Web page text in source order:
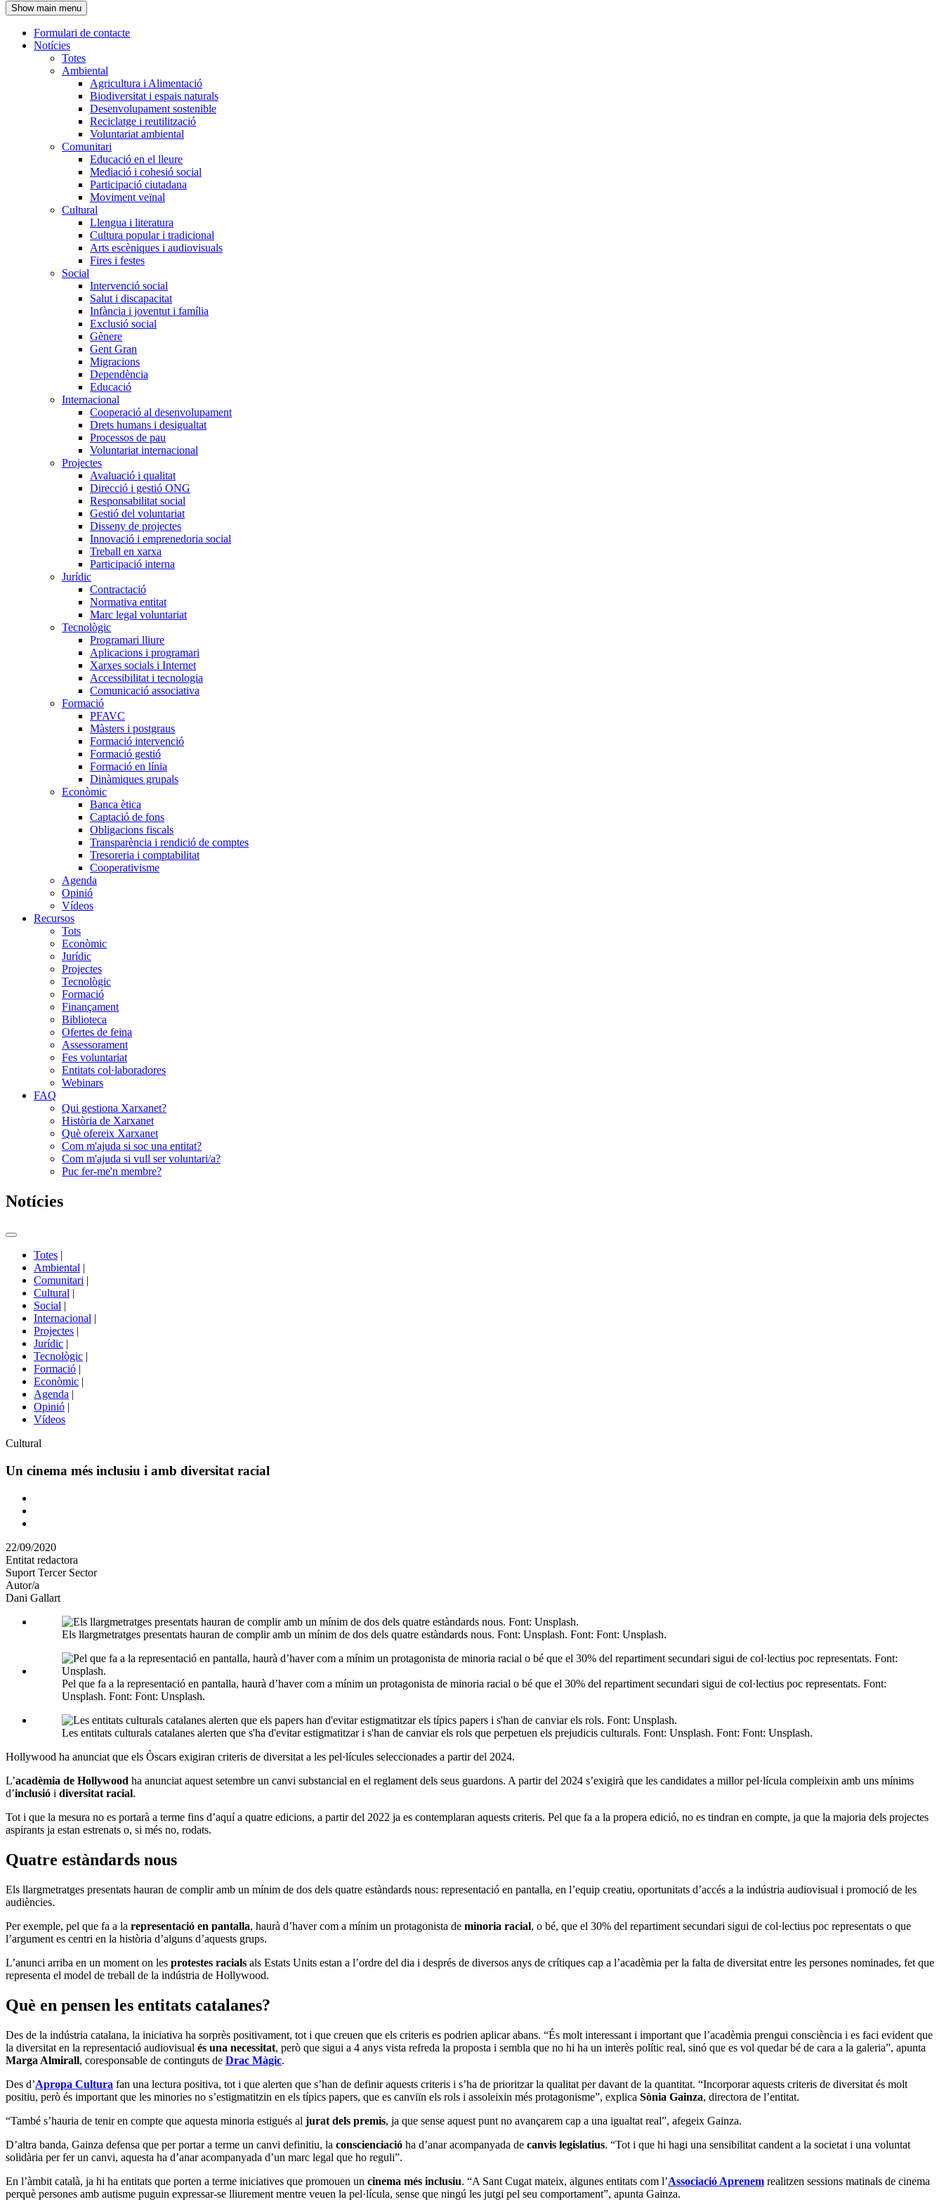
l'encapçalament
Show main menu
Navegació
principal
Formulari de contacte
Notícies
Totes
Ambiental
Agricultura i Alimentació
Biodiversitat i espais naturals
Desenvolupament sostenible
Reciclatge i reutilització
Voluntariat ambiental
Comunitari
Educació en el lleure
Mediació i cohesió social
Participació ciutadana
Moviment veïnal
Cultural
Llengua i literatura
Cultura popular i tradicional
Arts escèniques i audiovisuals
Fires i festes
Social
Intervenció social
Salut i discapacitat
Infància i joventut i família
Exclusió social
Gènere
Gent Gran
Migracions
Dependència
Educació
Internacional
Cooperació al desenvolupament
Drets humans i desigualtat
Processos de pau
Voluntariat internacional
Projectes
Avaluació i qualitat
Direcció i gestió ONG
Responsabilitat social
Gestió del voluntariat
Disseny de projectes
Innovació i emprenedoria social
Treball en xarxa
Participació interna
Jurídic
Contractació
Normativa entitat
Marc legal voluntariat
Tecnològic
Programari lliure
Aplicacions i programari
Xarxes socials i Internet
Accessibilitat i tecnologia
Comunicació associativa
Formació
PFAVC
Màsters i postgraus
Formació intervenció
Formació gestió
Formació en línia
Dinàmiques grupals
Econòmic
Banca ètica
Captació de fons
Obligacions fiscals
Transparència i rendició de comptes
Tresoreria i comptabilitat
Cooperativisme
Agenda
Opinió
Vídeos
Recursos
Tots
Econòmic
Jurídic
Projectes
Tecnològic
Formació
Finançament
Biblioteca
Ofertes de feina
Assessorament
Fes voluntariat
Entitats col·laboradores
Webinars
FAQ
Qui gestiona Xarxanet?
Història de Xarxanet
Què ofereix Xarxanet
Com m'ajuda si soc una entitat?
Com m'ajuda si vull ser voluntari/a?
Puc fer-me'n membre?
Notícies
Commutador
portals
Totes |
Ambiental |
Comunitari |
Cultural |
Social |
Internacional |
Projectes |
Jurídic |
Tecnològic |
Formació |
Econòmic |
Agenda |
Opinió |
Vídeos
Àmbit
la
Cultural
Un cinema més inclusiu i amb diversitat racial
Comparteix
altres
xarxes
socials
22/09/2020
Entitat redactora
Suport Tercer Sector
Autor/a
Dani Gallart
Els llargmetratges presentats hauran de complir amb un mínim de dos dels quatre estàndards nous. Font: Unsplash. Font: Font: Unsplash.
Pel que fa a la representació en pantalla, haurà d’haver com a mínim un protagonista de minoria racial o bé que el 30% del repartiment secundari sigui de col·lectius poc representats. Font:
Unsplash. Font: Font: Unsplash.
Les entitats culturals catalanes alerten que s'ha d'evitar estigmatitzar i s'han de canviar els rols que perpetuen els prejudicis culturals. Font: Unsplash. Font: Font: Unsplash.
Hollywood ha anunciat que els Òscars exigiran criteris de diversitat a les pel·lícules seleccionades a partir del 2024.
L’acadèmia de Hollywood ha anunciat aquest setembre un canvi substancial en el reglament dels seus guardons. A partir del 2024 s’exigirà que les candidates a millor pel·lícula compleixin amb uns mínims
d’inclusió i diversitat racial.
Tot i que la mesura no es portarà a terme fins d’aquí a quatre edicions, a partir del 2022 ja es contemplaran aquests criteris. Pel que fa a la propera edició, no es tindran en compte, ja que la majoria dels projectes
aspirants ja estan estrenats o, si més no, rodats.
Quatre estàndards nous
Els llargmetratges presentats hauran de complir amb un mínim de dos dels quatre estàndards nous: representació en pantalla, en l’equip creatiu, oportunitats d’accés a la indústria audiovisual i promoció de les
audiències.
Per exemple, pel que fa a la representació en pantalla, haurà d’haver com a mínim un protagonista de minoria racial, o bé, que el 30% del repartiment secundari sigui de col·lectius poc representats o que
l’argument es centri en la història d’alguns d’aquests grups.
L’anunci arriba en un moment on les protestes racials als Estats Units estan a l’ordre del dia i després de diversos anys de crítiques cap a l’acadèmia per la falta de diversitat entre les persones nominades, fet que
representa el model de treball de la indústria de Hollywood.
Què en pensen les entitats catalanes?
Des de la indústria catalana, la iniciativa ha sorprès positivament, tot i que creuen que els criteris es podrien aplicar abans. “És molt interessant i important que l’acadèmia prengui consciència i es faci evident que
la diversitat en la representació audiovisual és una necessitat, però que sigui a 4 anys vista refreda la proposta i sembla que no hi ha un interès polític real, sinó que es vol quedar bé de cara a la galeria”, apunta
Marga Almirall, coresponsable de continguts de Drac Màgic.
Des d’Apropa Cultura fan una lectura positiva, tot i que alerten que s’han de definir aquests criteris i s’ha de prioritzar la qualitat per davant de la quantitat. “Incorporar aquests criteris de diversitat és molt
positiu, però és important que les minories no s’estigmatitzin en els típics papers, que es canviïn els rols i assoleixin més protagonisme”, explica Sònia Gainza, directora de l’entitat.
“També s’hauria de tenir en compte que aquesta minoria estigués al jurat dels premis, ja que sense aquest punt no avançarem cap a una igualtat real”, afegeix Gainza.
D’altra banda, Gainza defensa que per portar a terme un canvi definitiu, la conscienciació ha d’anar acompanyada de canvis legislatius. “Tot i que hi hagi una sensibilitat candent a la societat i una voluntat
solidària per fer un canvi, aquesta ha d’anar acompanyada d’un marc legal que ho reguli”.
En l’àmbit català, ja hi ha entitats que porten a terme iniciatives que promouen un cinema més inclusiu. “A Sant Cugat mateix, algunes entitats com l’Associació Aprenem realitzen sessions matinals de cinema
perquè persones amb autisme puguin expressar-se lliurement mentre veuen la pel·lícula, sense que ningú les jutgi pel seu comportament”, apunta Gainza.